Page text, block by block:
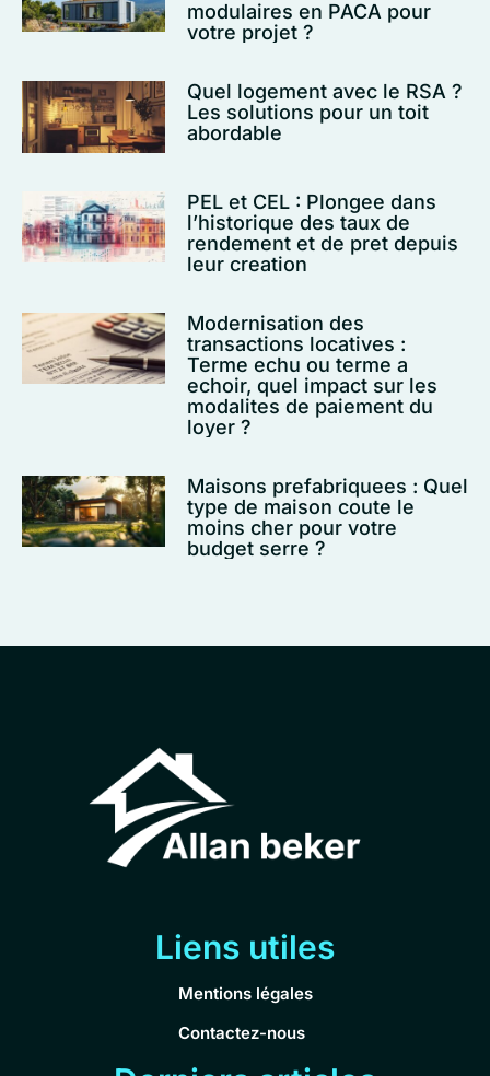
modulaires en PACA pour
votre projet ?
Quel logement avec le RSA ?
Les solutions pour un toit
abordable
PEL et CEL : Plongee dans
l’historique des taux de
rendement et de pret depuis
leur creation
Modernisation des
transactions locatives :
Terme echu ou terme a
echoir, quel impact sur les
modalites de paiement du
loyer ?
Maisons prefabriquees : Quel
type de maison coute le
moins cher pour votre
budget serre ?
Liens utiles
Mentions légales
Contactez-nous